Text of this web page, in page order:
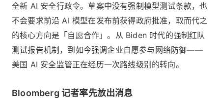
全新 AI 安全行政令。草案中没有强制模型测试条款，也
不会要求前沿 AI 模型在发布前获得政府批准，取而代之
的核心方向是「自愿合作」。从 Biden 时代的强制红队
测试报告机制，到如今强调企业自愿参与网络防御——
美国 AI 安全监管正在经历一次路线级别的转向。
Bloomberg 记者率先放出消息